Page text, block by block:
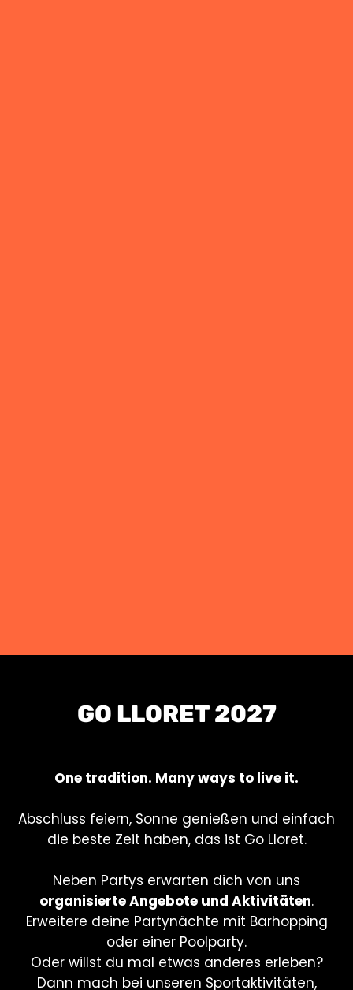
GO LLORET 2027
One tradition. Many ways to live it.
Abschluss feiern, Sonne genießen und einfach
die beste Zeit haben, das ist Go Lloret.
Neben Partys erwarten dich von uns
organisierte Angebote und Aktivitäten.
Erweitere deine Partynächte mit Barhopping
oder einer Poolparty.
Oder willst du mal etwas anderes erleben?
Dann mach bei unseren Sportaktivitäten,